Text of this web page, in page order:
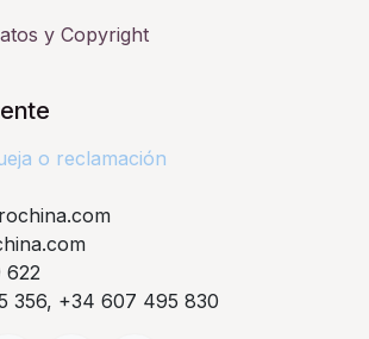
y Copyright
o reclamación​
622
356, +34 607 495 830